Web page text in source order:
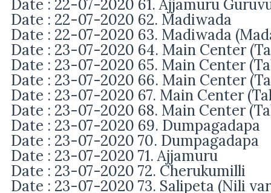
Date : 22-07-2020 61. Ajjamuru
Date : 22-07-2020 62. Madiwada
Date : 22-07-2020 63. Madiwada
Date : 23-07-2020 64. Main Center
Date : 23-07-2020 65. Main Center
Date : 23-07-2020 66. Main Center
Date : 23-07-2020 67. Main Center
Date : 23-07-2020 68. Main Center
Date : 23-07-2020 69. Dumpagadapa
Date : 23-07-2020 70. Dumpagadapa
Date : 23-07-2020 71. Ajjamuru
Date : 23-07-2020 72. Cherukumilli
Date : 23-07-2020 73. Salipeta (Nili